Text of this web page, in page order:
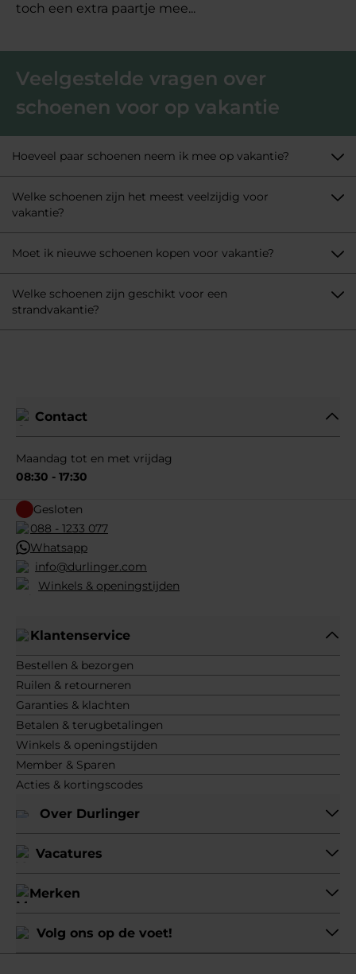
toch een extra paartje mee...
Veelgestelde vragen over
schoenen voor op vakantie
Hoeveel paar schoenen neem ik mee op vakantie?
Welke schoenen zijn het meest veelzijdig voor
vakantie?
Moet ik nieuwe schoenen kopen voor vakantie?
Welke schoenen zijn geschikt voor een
strandvakantie?
Contact
Maandag tot en met vrijdag
08:30 - 17:30
Gesloten
088 - 1233 077
Whatsapp
info@durlinger.com
Winkels & openingstijden
Klantenservice
Bestellen & bezorgen
Ruilen & retourneren
Garanties & klachten
Betalen & terugbetalingen
Winkels & openingstijden
Member & Sparen
Acties & kortingscodes
Over Durlinger
Vacatures
Merken
Volg ons op de voet!